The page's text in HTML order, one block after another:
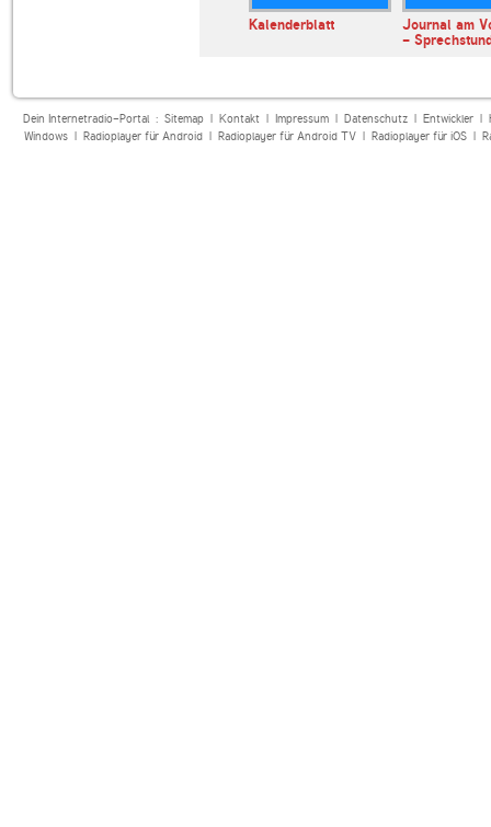
Kalenderblatt
Journal am
-
Dein Internetradio-Portal : Sitemap| Kontakt| Impressum| Datenschutz| Entwickler|
Windows| Radioplayer für Android| Radioplayer für Android TV| Radioplayer für iOS|